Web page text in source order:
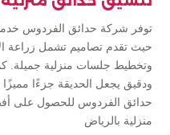
توفر شركة حدائق الفردوس
حيث تقدم تصاميم تشمل زراعة
وتخطيط جلسات منزلية جميلة.
ودقيق يجعل الحديقة جزءًا
حدائق الفردوس للحصول على
منزلية بالرياض